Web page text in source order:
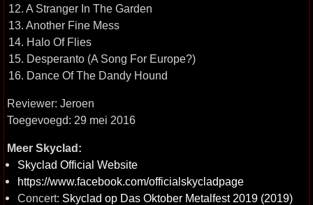
12. A Stranger In The Garden
13. Another Fine Mess
14. Halo Of Flies
15. Desperanto (A Song For Europe?)
16. Dance Of The Dandy Hound
Reviewer: Jeroen
Toegevoegd: 29 mei 2016
Meer Skyclad:
Skyclad Official Website
https://www.facebook.com/officialskycladpage
Concert: Skyclad op Das Oktober Metalfest 2019 (2019)